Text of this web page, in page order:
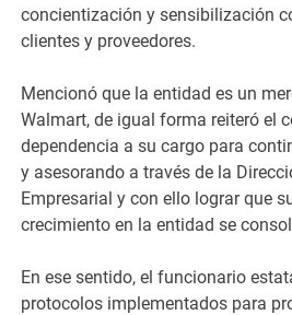
concientización y sensibilización
clientes y proveedores.
Mencionó que la entidad es un
Walmart, de igual forma reiteró el
dependencia a su cargo para
y asesorando a través de la
Empresarial y con ello lograr que
crecimiento en la entidad se
En ese sentido, el funcionario
protocolos implementados para